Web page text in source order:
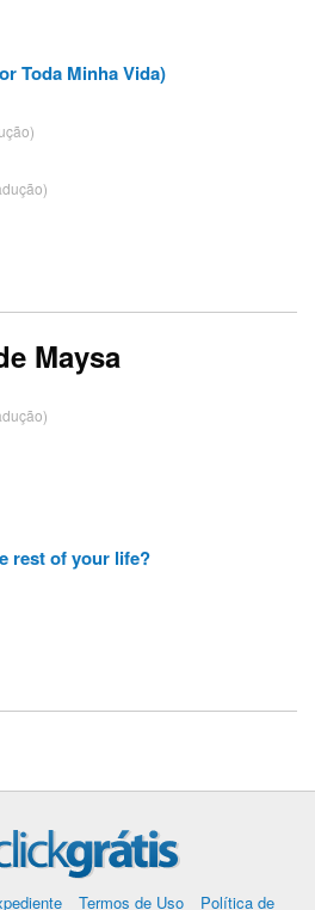
Toda Minha Vida)
Maysa
rest of your life?
Termos de Uso Política de